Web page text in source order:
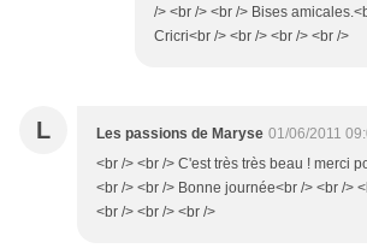
/> <br /> <br /> Bises
Cricri<br /> <br /> <br /> <br />
L Les passions de Maryse 01/06/2011
<br /> <br /> C'est très très beau ! merci
<br /> <br /> Bonne journée<br /> <br />
<br /> <br /> <br />